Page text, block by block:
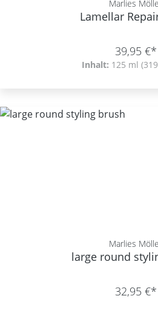
Marlies
Lamellar
39,95 €*
Inhalt: 125 ml
Marlies
large round
32,95 €*